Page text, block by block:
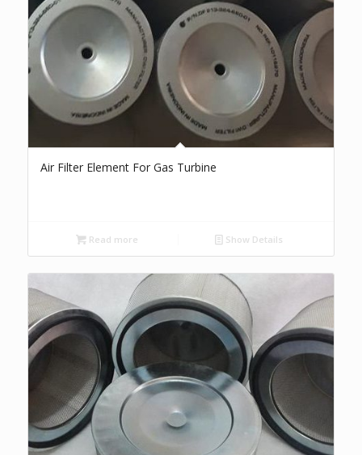
Air Filter Element For Gas Turbine
Read more Show Details